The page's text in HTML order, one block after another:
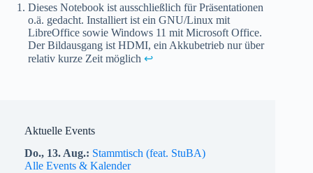
Dieses Notebook ist ausschließlich für Präsentationen
o.ä. gedacht. Installiert ist ein GNU/Linux mit
LibreOffice sowie Windows 11 mit Microsoft Office.
Der Bildausgang ist HDMI, ein Akkubetrieb nur über
relativ kurze Zeit möglich ↩︎
Aktuelle Events
Do., 13. Aug. Stammtisch (feat. StuBA)
Alle Events & Kalender